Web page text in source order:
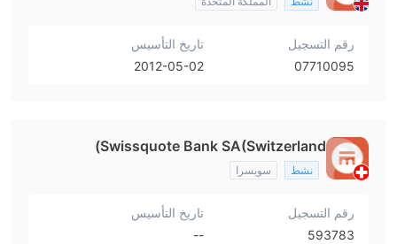
رقم التسجيل
07710095
تاريخ التأسيس
2012-05-02
Swissquote Bank SA(Switzerland)
نشط سويسرا
رقم التسجيل
593783
تاريخ التأسيس
--